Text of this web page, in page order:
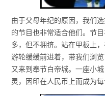
由于父母年纪的原因，我们
的节目也非常适合他们。节
多，但不拥挤。站在甲板上
游轮缓缓前进着，带我们浏览
又来到奉节白帝城。一座小
灵，因印在人民币上而成为